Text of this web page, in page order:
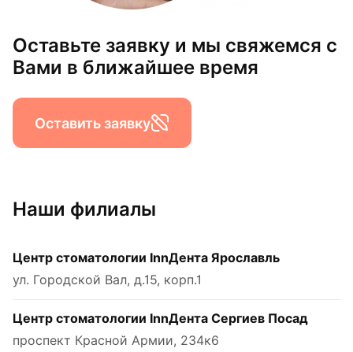
Оставьте заявку и мы свяжемся с
Вами в ближайшее время
Оставить заявку
Наши филиалы
Центр стоматологии InnДента Ярославль
ул. Городской Вал, д.15, корп.1
Центр стоматологии InnДента Сергиев Посад
проспект Красной Армии, 234к6